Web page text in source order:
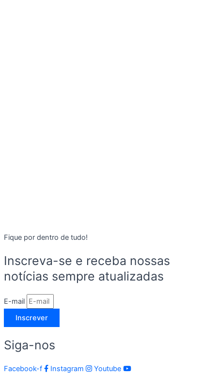
Fique por dentro de tudo!
Inscreva-se e receba nossas
notícias sempre atualizadas
E-mail
Inscrever
Siga-nos
Facebook-f Instagram Youtube